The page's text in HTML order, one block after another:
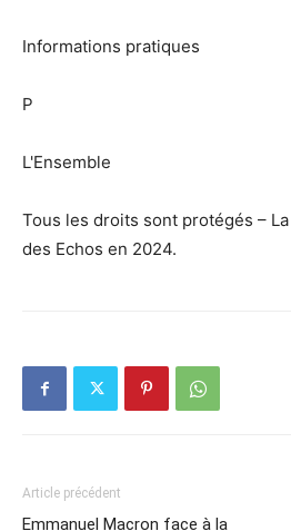
Informations pratiques
P
L'Ensemble
Tous les droits sont protégés –
des Echos en 2024.
Article précédent
Emmanuel Macron face à la